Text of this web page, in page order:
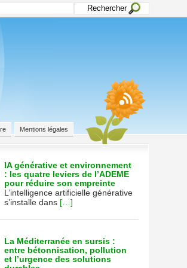
Mentions légales
IA générative et environnement
: les quatre leviers de l’ADEME
pour réduire son empreinte
L’intelligence artificielle générative
s’installe dans […]
La Méditerranée en sursis :
entre bétonnisation, pollution
et l’urgence des solutions